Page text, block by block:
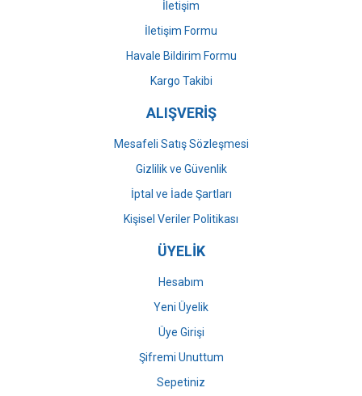
Gönder
İletişim
İletişim Formu
Havale Bildirim Formu
Kargo Takibi
ALIŞVERİŞ
Mesafeli Satış Sözleşmesi
Gizlilik ve Güvenlik
İptal ve İade Şartları
Kişisel Veriler Politikası
ÜYELİK
Hesabım
Yeni Üyelik
Üye Girişi
Şifremi Unuttum
Sepetiniz